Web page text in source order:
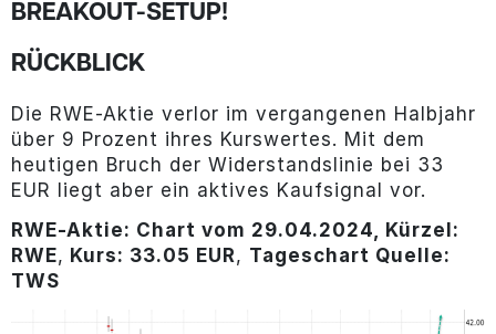
BREAKOUT-SETUP!
RÜCKBLICK
Die RWE-Aktie verlor im vergangenen Halbjahr
über 9 Prozent ihres Kurswertes. Mit dem
heutigen Bruch der Widerstandslinie bei 33
EUR liegt aber ein aktives Kaufsignal vor.
RWE-Aktie: Chart vom 29.04.2024, Kürzel:
RWE, Kurs: 33.05 EUR, Tageschart Quelle:
TWS